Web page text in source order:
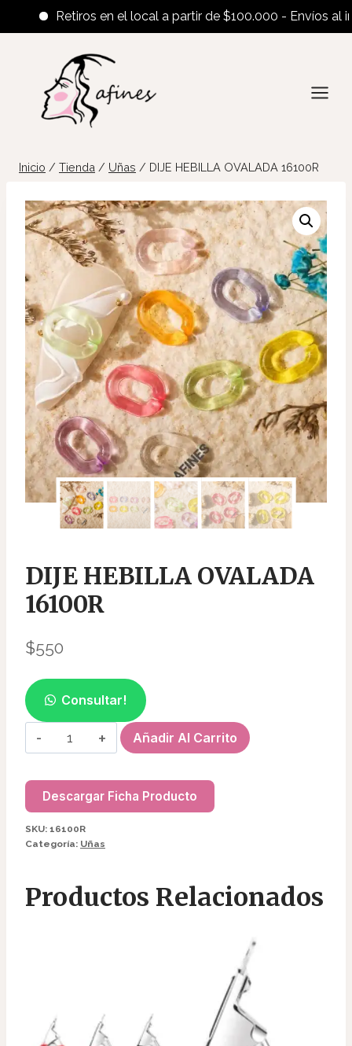
Retiros en el local a partir de $100.000 - Envíos al
contenido
Inicio / Tienda / Uñas / DIJE HEBILLA OVALADA 16100R
DIJE HEBILLA OVALADA
16100R
$550
Consultar!
DIJE
HEBILLA
16100R
cantidad
Añadir Al Carrito
Descargar Ficha Producto
SKU: 16100R
Categoría: Uñas
Productos Relacionados